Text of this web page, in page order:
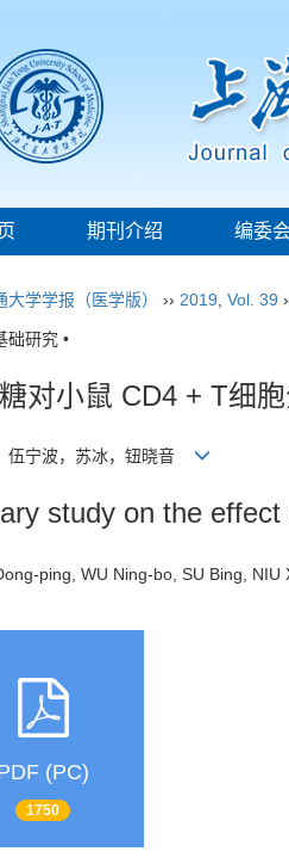
期刊介绍 编委
大学学报（医学版） ›› 2019 Vol. 39
础研究 •
对小鼠 CD4 + T细
伍宁波，苏冰，钮晓音
study on the
ping, WU Ning-bo, SU Bing,
(PC)
1750